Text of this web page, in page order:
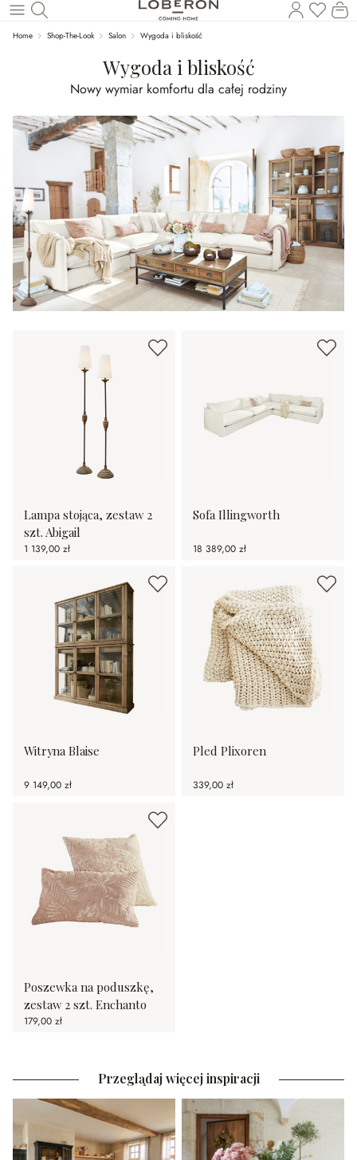
Wróć do wątku głównego
Masz
Home Shop-The-Look Salon Wygoda i bliskość
Wygoda i bliskość
Nowy wymiar komfortu dla całej rodziny
Lampa stojąca, zestaw 2
szt. Abigail
1 139,00 zł
Sofa Illingworth
18 389,00 zł
Witryna Blaise
9 149,00 zł
Pled Plixoren
339,00 zł
Poszewka na poduszkę,
zestaw 2 szt. Enchanto
179,00 zł
Przeglądaj więcej inspiracji